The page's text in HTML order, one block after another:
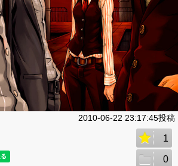
2010-06-22 23:17:45投稿
1
0